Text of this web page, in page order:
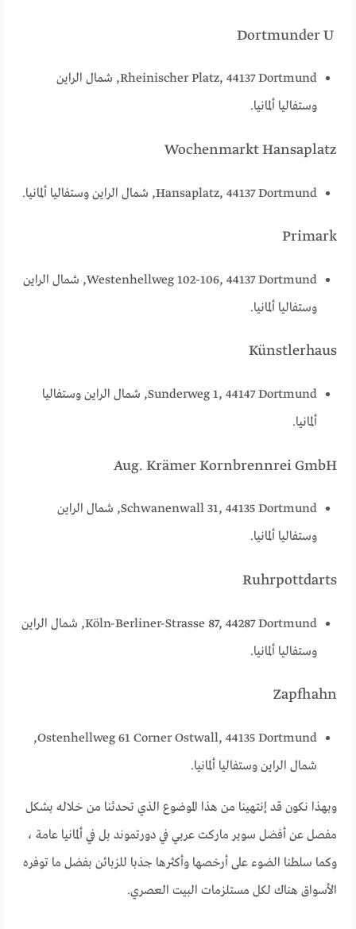
‪‪Dortmunder U‬‬
Rheinischer Platz‬‬, 44137 ‪‪Dortmund‬‬, شمال الراين
وستفاليا ألمانيا.
‪‪Wochenmarkt Hansaplatz‬‬
Hansaplatz‬‬, 44137 ‪‪Dortmund‬‬, شمال الراين وستفاليا ألمانيا.
‪‪Primark‬‬
Westenhellweg 102-106‬‬, 44137 ‪‪Dortmund‬‬, شمال الراين
وستفاليا ألمانيا.
‪‪Künstlerhaus‬‬
Sunderweg 1‬‬, 44147 ‪‪Dortmund‬‬, شمال الراين وستفاليا
ألمانيا.
‪‪Aug. Krämer Kornbrennrei GmbH‬‬
‪‪Schwanenwall 31‬‬, 44135 ‪‪Dortmund‬‬, شمال الراين
وستفاليا ألمانيا.
‪‪Ruhrpottdarts‬‬
‪‪Köln-Berliner-Strasse 87‬‬, 44287 ‪‪Dortmund‬‬, شمال الراين
وستفاليا ألمانيا.
‪‪Zapfhahn‬‬
Ostenhellweg 61‬‬ Corner Ostwall, 44135 ‪‪Dortmund‬‬,
شمال الراين وستفاليا ألمانيا.
وبهذا نكون قد إنتهينا من هذا الموضوع الذي تحدثنا من خلاله بشكل
مفصل عن أفضل سوبر ماركت عربي في دورتموند بل في ألمانيا عامة ،
وكما سلطنا الضوء على أرخصها وأكثرها جذبا للزبائن بفضل ما توفره
الأسواق هناك لكل مستلزمات البيت العصري.